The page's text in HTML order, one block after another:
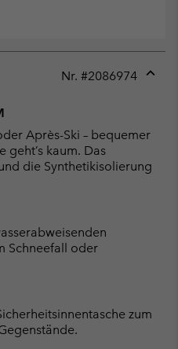
Nr. #2086974
Après-Ski – bequemer
geht’s kaum. Das
die Synthetikisolierung
Schneefall oder
zum